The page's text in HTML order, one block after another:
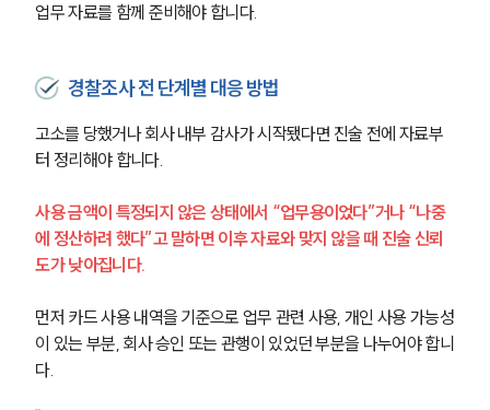
업무 자료를 함께 준비해야 합니다.
경찰조사 전 단계별 대응 방법
고소를 당했거나 회사 내부 감사가 시작됐다면 진술 전에 자료부
터 정리해야 합니다.
사용 금액이 특정되지 않은 상태에서 “업무용이었다”거나 “나중
에 정산하려 했다”고 말하면 이후 자료와 맞지 않을 때 진술 신뢰
도가 낮아집니다.
먼저 카드 사용 내역을 기준으로 업무 관련 사용, 개인 사용 가능성
이 있는 부분, 회사 승인 또는 관행이 있었던 부분을 나누어야 합니
다.